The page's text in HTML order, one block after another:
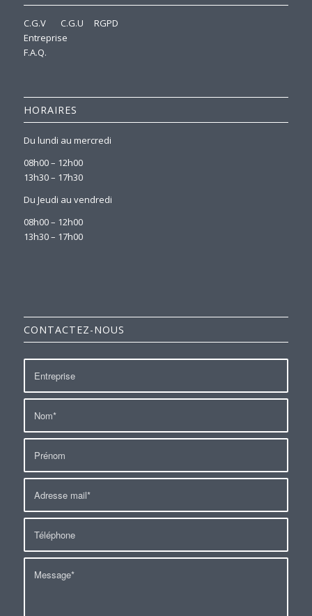
C.G.V C.G.U
RGPD
Entreprise
F.A.Q.
HORAIRES
Du lundi au mercredi
08h00 – 12h00
13h30 – 17h30
Du Jeudi au vendredi
08h00 – 12h00
13h30 – 17h00
CONTACTEZ-NOUS